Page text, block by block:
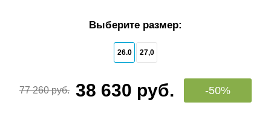
Выберите размер:
26.0 27,0
77 260 руб. 38 630 руб. -50%